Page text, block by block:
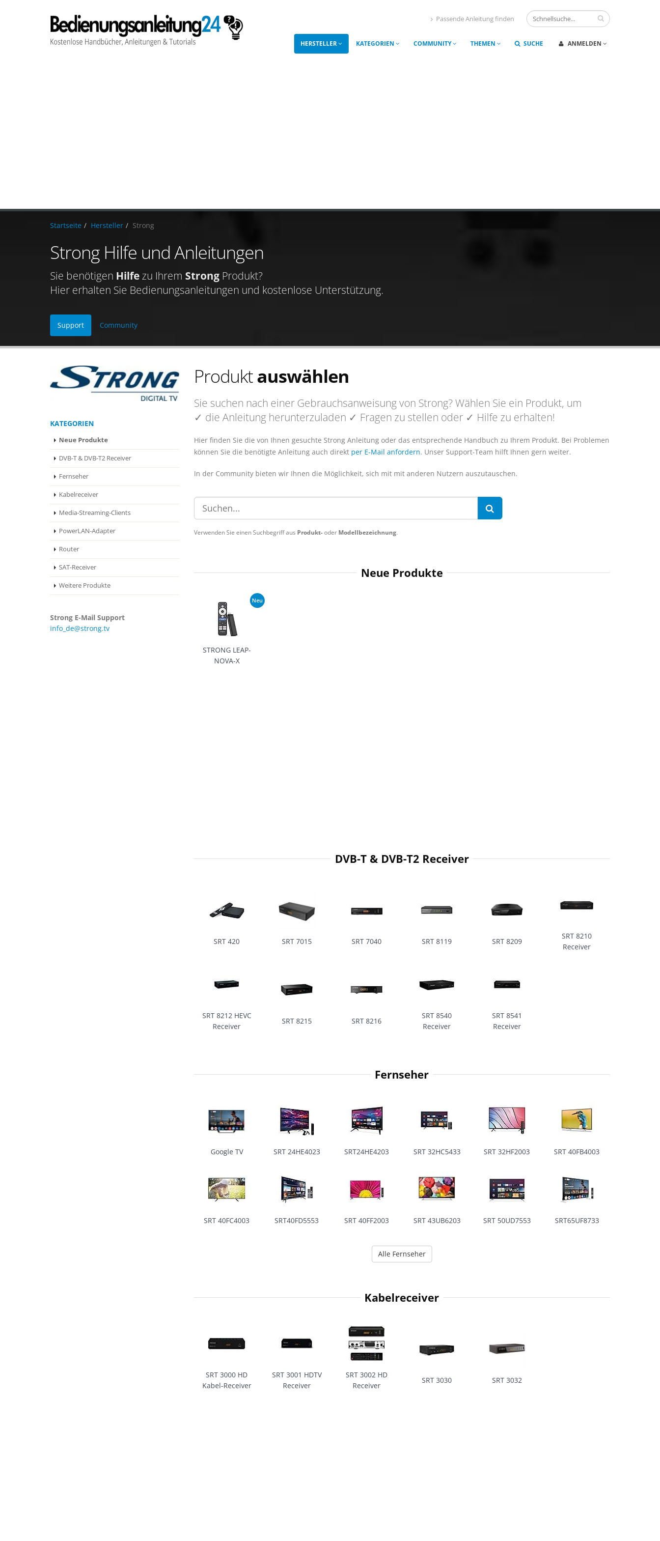
Passende Anleitung finden
HERSTELLER KATEGORIEN COMMUNITY THEMEN SUCHE ANMELDEN
Startseite Hersteller Strong
Strong Hilfe und Anleitungen
Sie benötigen Hilfezu Ihrem Strong Produkt?
Hier erhalten Sie Bedienungsanleitungen und kostenlose Unterstützung.
Support Community
KATEGORIEN
Neue Produkte
DVB-T & DVB-T2 Receiver
Fernseher
Kabelreceiver
Media-Streaming-Clients
PowerLAN-Adapter
Router
SAT-Receiver
Weitere Produkte
Strong E-Mail Support
info_de@strong.tv
Produktauswählen
Sie suchen nach einer Gebrauchsanweisung von Strong? Wählen Sie ein Produkt, um
✓ die Anleitungherunterzuladen ✓ Fragen zu stellen oder ✓ Hilfe zu erhalten!
Hier finden Sie die von Ihnen gesuchte Strong Anleitung oder das entsprechende Handbuch zu Ihrem Produkt. Bei Problemen
können Sie die benötigte Anleitung auch direkt per E-Mail anfordern. Unser Support-Team hilft Ihnen gern weiter.
In der Community bieten wir Ihnen die Möglichkeit, sich mit mit anderen Nutzern auszutauschen.
Verwenden Sie einen Suchbegriff aus Produkt-oder Modellbezeichnung.
Neue Produkte
Neu
STRONG LEAP-
NOVA-X
DVB-T & DVB-T2 Receiver
SRT 420 SRT 7015 SRT 7040 SRT 8119 SRT 8209
SRT 8210
Receiver
SRT 8212 HEVC
Receiver
SRT 8215 SRT 8216
SRT 8540
Receiver
SRT 8541
Receiver
Fernseher
Google TV SRT 24HE4023 SRT24HE4203 SRT 32HC5433 SRT 32HF2003 SRT 40FB4003
SRT 40FC4003 SRT40FD5553 SRT 40FF2003 SRT 43UB6203 SRT 50UD7553 SRT65UF8733
Alle Fernseher
Kabelreceiver
SRT 3000 HD
Kabel-Receiver
SRT 3001 HDTV
Receiver
SRT 3002 HD
Receiver
SRT 3030 SRT 3032